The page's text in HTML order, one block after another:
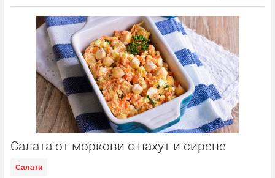
Салата от моркови с нахут и сирене
Салати